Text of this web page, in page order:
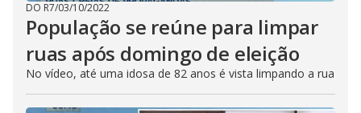
DO R7/03/10/2022
População se reúne para limpar
ruas após domingo de eleição
No vídeo, até uma idosa de 82 anos é vista limpando a rua